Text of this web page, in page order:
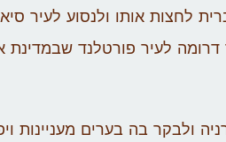
לחצות אותו ולנסוע לעיר
לעיר פורטלנד שבמדינת
ולבקר בה בערים מעניינות